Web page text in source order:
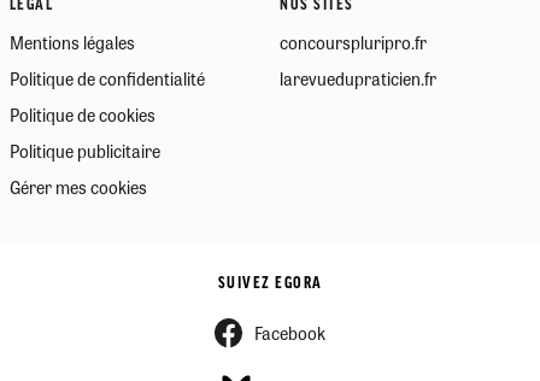
LÉGAL
Mentions légales
Politique de confidentialité
Politique de cookies
Politique publicitaire
Gérer mes cookies
NOS SITES
concourspluripro.fr
larevuedupraticien.fr
SUIVEZ EGORA
Facebook